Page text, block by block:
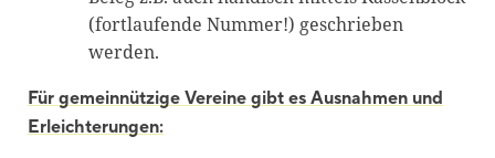
(fortlaufende Nummer!) geschrieben
werden.
Für gemeinnützige Vereine gibt es Ausnahmen und
Erleichterungen: